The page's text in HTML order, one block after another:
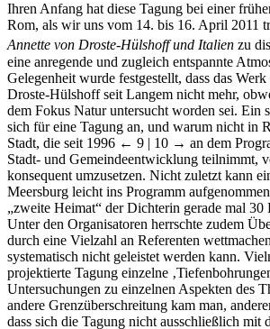
Ihren Anfang hat diese Tagung bei einer
Rom, als wir uns vom 14. bis 16. April 2011
Annette von Droste-Hülshoff und Italien zu
eine anregende und zugleich entspannte
Gelegenheit wurde festgestellt, dass das
Droste-Hülshoff seit Langem nicht mehr,
dem Fokus Natur untersucht worden sei. Ein
sich für eine Tagung an, und warum nicht in
Stadt, die seit 1996 ← 9 | 10 → an dem
Stadt- und Gemeindeentwicklung teilnimmt,
konsequent umzusetzen. Nicht zuletzt kann
Meersburg leicht ins Programm
„zweite Heimat“ der Dichterin gerade mal 30
Unter den Organisatoren herrschte zudem
durch eine Vielzahl an Referenten
systematisch nicht geleistet werden kann.
projektierte Tagung einzelne
Untersuchungen zu einzelnen Aspekten des
andere Grenzüberschreitung kam man,
dass sich die Tagung nicht ausschließlich mit